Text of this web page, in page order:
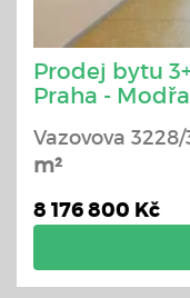
Prodej bytu
Praha -
Vazovova
m²
8 176 800 Kč